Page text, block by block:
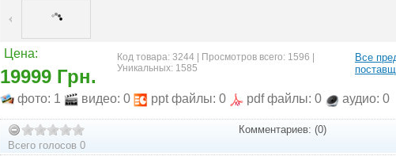
Цена:
19999 Грн.
Код товара: 3244 | Просмотров всего: 1596 |
Уникальных: 1585
Все
фото: 1 видео: 0 ppt файлы: 0 pdf файлы: 0 аудио: 0
Всего голосов 0
Комментариев: (0)